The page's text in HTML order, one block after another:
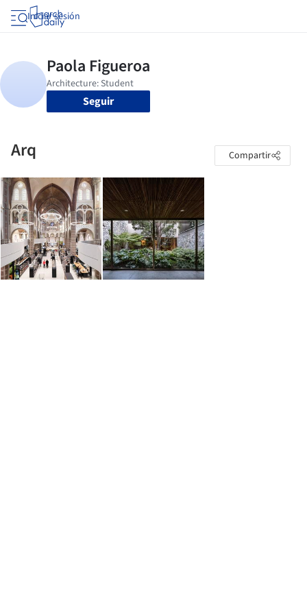
Iniciar sesión
Seguir
Arq Compartir